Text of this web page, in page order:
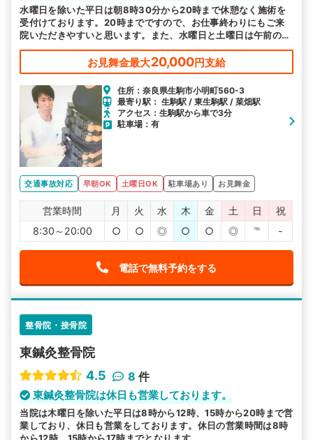
水曜日を除いた平日は朝8時30分から20時まで休憩なく施術を
受付けております。20時までですので、お仕事終わりにもご来
院いただきやすいと思います。また、水曜日と土曜日は午前のみ
の対応になります。
お見舞金最大20,000円支給
住所：奈良県生駒市小明町560-3
最寄り駅： 生駒駅 / 東生駒駅 / 菜畑駅
アクセス：生駒駅から車で3分
駐車場：有
交通事故対応 早朝OK 土曜日OK 駐車場あり お見舞金
営業時間 月 火 水 木 金 土 日
祝
8:30～20:00
○ ○ ◎ ○ ○ ◎ ℡ -
電話で無料予約をする
整骨院・接骨院
東鍼灸整骨院
4.5
8 件
東鍼灸整骨院は休日も営業しております。
当院は木曜日を除いた平日は8時から12時、15時から20時まで営
業しており、休日も営業をしております。休日の営業時間は8時
から12時、15時から17時までとなります。